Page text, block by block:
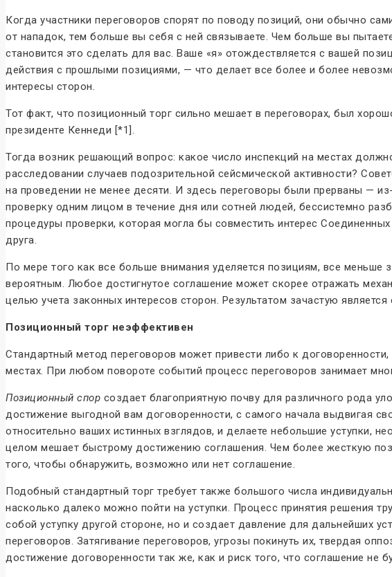
Когда участники переговоров спорят по поводу позиций, они обычно
от нападок, тем больше вы себя с ней связываете. Чем больше вы
становится это сделать для вас. Ваше «я» отождествляется с вашей
действия с прошлыми позициями, — что делает все более и более
интересы сторон.
Тот факт, что позиционный торг сильно мешает в переговорах, был
президенте Кеннеди [*1].
Тогда возник решающий вопрос: какое число инспекций на местах
расследовании случаев подозрительной сейсмической активности?
на проведении не менее десяти. И здесь переговоры были прерваны —
проверку одним лицом в течение дня или сотней людей, бессистемно
процедуры проверки, которая могла бы совместить интерес
друга.
По мере того как все больше внимания уделяется позициям, все меньше
вероятным. Любое достигнутое соглашение может скорее отражать
целью учета законных интересов сторон. Результатом зачастую
Позиционный торг неэффективен
Стандартный метод переговоров может привести либо к
местах. При любом повороте событий процесс переговоров занимает
Позиционный спор создает благоприятную почву для различного рода
достижение выгодной вам договоренности, с самого начала выдвигая
относительно ваших истинных взглядов, и делаете небольшие уступки,
целом мешает быстрому достижению соглашения. Чем более жесткую
того, чтобы обнаружить, возможно или нет соглашение.
Подобный стандартный торг требует также большого числа
насколько далеко можно пойти на уступки. Процесс принятия решения
собой уступку другой стороне, но и создает давление для дальнейших
переговоров. Затягивание переговоров, угрозы покинуть их, твердая
достижение договоренности так же, как и риск того, что соглашение не